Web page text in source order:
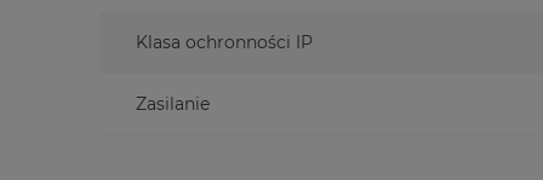
Klasa ochronności IP
Zasilanie